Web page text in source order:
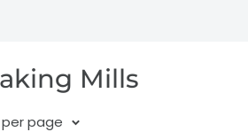
Mills
per page